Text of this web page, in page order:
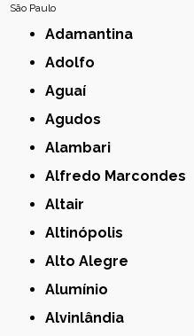
São Paulo
Adamantina
Adolfo
Aguaí
Agudos
Alambari
Alfredo Marcondes
Altair
Altinópolis
Alto Alegre
Alumínio
Alvinlândia